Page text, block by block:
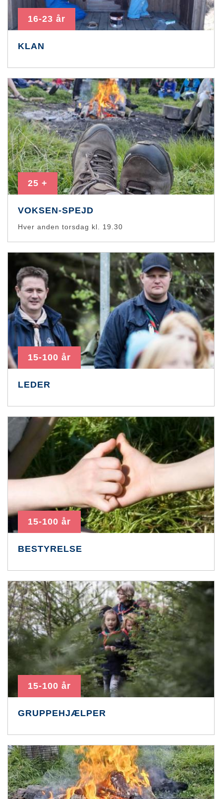
16-23 år
KLAN
25 +
VOKSEN-SPEJD
Hver anden torsdag kl. 19.30
15-100 år
LEDER
15-100 år
BESTYRELSE
15-100 år
GRUPPEHJÆLPER